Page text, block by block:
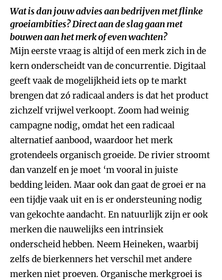
Wat is dan jouw advies aan bedrijven met flinke
groeiambities? Direct aan de slag gaan met
bouwen aan het merk of even wachten?
Mijn eerste vraag is altijd of een merk zich in de
kern onderscheidt van de concurrentie. Digitaal
geeft vaak de mogelijkheid iets op te markt
brengen dat zó radicaal anders is dat het product
zichzelf vrijwel verkoopt. Zoom had weinig
campagne nodig, omdat het een radicaal
alternatief aanbood, waardoor het merk
grotendeels organisch groeide. De rivier stroomt
dan vanzelf en je moet ‘m vooral in juiste
bedding leiden. Maar ook dan gaat de groei er na
een tijdje vaak uit en is er ondersteuning nodig
van gekochte aandacht. En natuurlijk zijn er ook
merken die nauwelijks een intrinsiek
onderscheid hebben. Neem Heineken, waarbij
zelfs de bierkenners het verschil met andere
merken niet proeven. Organische merkgroei is